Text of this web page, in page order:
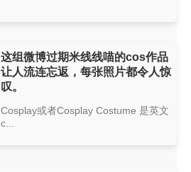
这组微博过期米线线喵的cos作品
让人流连忘返，每张照片都令人惊
叹。
Cosplay或者Cosplay Costume 是英文
c...